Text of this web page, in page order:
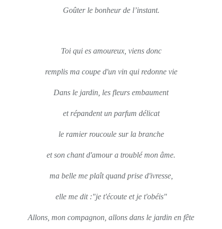
Goûter le bonheur de l’instant.
Toi qui es amoureux, viens donc
remplis ma coupe d'un vin qui redonne vie
Dans le jardin, les fleurs embaument
et répandent un parfum délicat
le ramier roucoule sur la branche
et son chant d'amour a troublé mon âme.
ma belle me plaît quand prise d'ivresse,
elle me dit :"je t'écoute et je t'obéis"
Allons, mon compagnon, allons dans le jardin en fête